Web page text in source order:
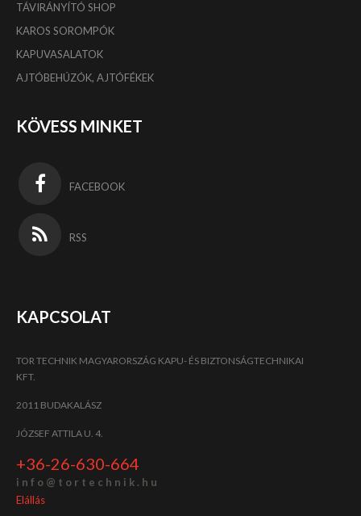
TÁVIRÁNYÍTÓ SHOP
KAROS SOROMPÓK
KAPUVASALATOK
AJTÓBEHÚZÓK, AJTÓFÉKEK
KÖVESS MINKET
FACEBOOK
RSS
KAPCSOLAT
TOR TECHNIK MAGYARORSZÁG KAPU- ÉS BIZTONSÁGTECHNIKAI
KFT.
2011 BUDAKALÁSZ
JÓZSEF ATTILA U. 4.
+36-26-630-664
i n f o @ t o r t e c h n i k . h u
Elállás